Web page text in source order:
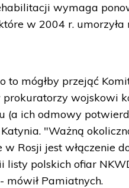
wymaga
w 2004 r.
to mógłby przejąć
wojskowi
(a ich odmowy
"Ważną
Rosji jest włączenie
listy polskich ofiar
mówił Pamiatnych.